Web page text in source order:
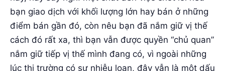
SACT chúc quý nhà đầu tư thành công và gặp
nhiều may mắn.
Biên tập